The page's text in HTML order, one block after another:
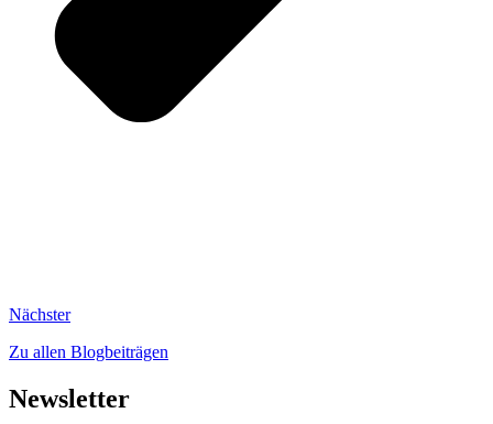
Nächster
Zu allen Blogbeiträgen
Newsletter